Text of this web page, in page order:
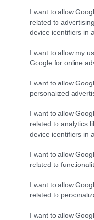
I want to allow
related to
device identifiers in
I want to allow my
Google for online
I want to allow
personalized
I want to allow
related to analytics
device identifiers in
I want to allow
related to
I want to allow
related to
I want to allow
Rzeszów > Klasa B, gr. II -
Przed meczami 14. kolejki -
Lubenia) zajmują8. miejscew
Poniżej znajdziesz także
bramkowe.
Start Lubenia vs. Grunwald
transmisja
Wynik meczu Start Lubenia
stronie zaraz po jego
zajrzyj tutaj:Start Lubenia
strzelcy
Jeżeli w internecie lub TV
Klasa B, gr. II na pewno
Możliwe jednak, że nigdzie
Asseco Resovia|